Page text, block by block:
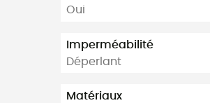
Oui
Imperméabilité
Déperlant
Matériaux